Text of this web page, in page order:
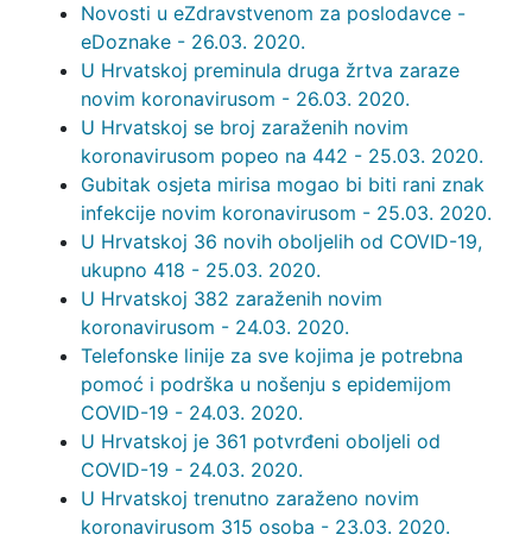
Novosti u eZdravstvenom za poslodavce -
eDoznake - 26.03. 2020.
U Hrvatskoj preminula druga žrtva zaraze
novim koronavirusom - 26.03. 2020.
U Hrvatskoj se broj zaraženih novim
koronavirusom popeo na 442 - 25.03. 2020.
Gubitak osjeta mirisa mogao bi biti rani znak
infekcije novim koronavirusom - 25.03. 2020.
U Hrvatskoj 36 novih oboljelih od COVID-19,
ukupno 418 - 25.03. 2020.
U Hrvatskoj 382 zaraženih novim
koronavirusom - 24.03. 2020.
Telefonske linije za sve kojima je potrebna
pomoć i podrška u nošenju s epidemijom
COVID-19 - 24.03. 2020.
U Hrvatskoj je 361 potvrđeni oboljeli od
COVID-19 - 24.03. 2020.
U Hrvatskoj trenutno zaraženo novim
koronavirusom 315 osoba - 23.03. 2020.